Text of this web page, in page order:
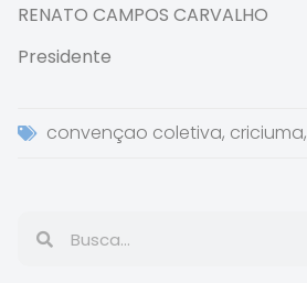
RENATO CAMPOS CARVALHO
Presidente
convençao coletiva, criciuma,